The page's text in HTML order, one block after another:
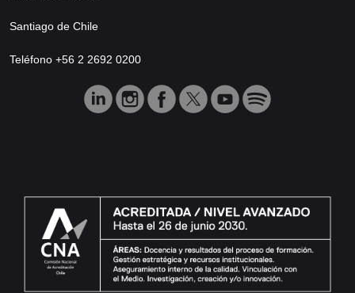
Santiago de Chile
Teléfono +56 2 2692 0200